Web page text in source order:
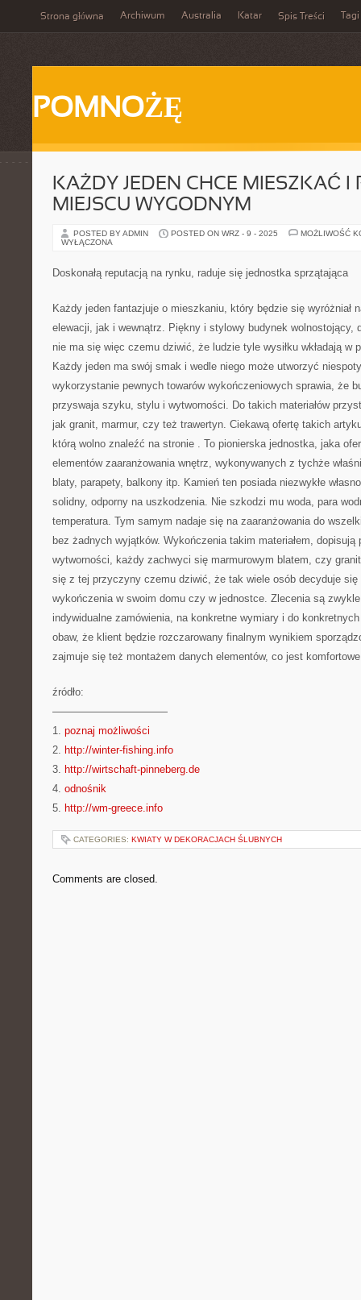
Strona główna Archiwum Australia Katar Spis Treści Tagi
POMNOŻĘ
KAŻDY JEDEN CHCE MIESZKAĆ I
MIEJSCU WYGODNYM
POSTED BY ADMIN POSTED ON WRZ - 9 - 2025
MOŻLIWOŚĆ
WYŁĄCZONA
Doskonałą reputacją na rynku, raduje się jednostka sprzątająca
Każdy jeden fantazjuje o mieszkaniu, który będzie się wyróżniał
elewacji, jak i wewnątrz. Piękny i stylowy budynek wolnostojący,
nie ma się więc czemu dziwić, że ludzie tyle wysiłku wkładają w
Każdy jeden ma swój smak i wedle niego może utworzyć
wykorzystanie pewnych towarów wykończeniowych sprawia, że
przyswaja szyku, stylu i wytworności. Do takich materiałów
jak granit, marmur, czy też trawertyn. Ciekawą ofertę takich
którą wolno znaleźć na stronie . To pionierska jednostka, jaka
elementów zaaranżowania wnętrz, wykonywanych z tychże
blaty, parapety, balkony itp. Kamień ten posiada niezwykłe
solidny, odporny na uszkodzenia. Nie szkodzi mu woda, para
temperatura. Tym samym nadaje się na zaaranżowania do
bez żadnych wyjątków. Wykończenia takim materiałem, dopisują
wytworności, każdy zachwyci się marmurowym blatem, czy
się z tej przyczyny czemu dziwić, że tak wiele osób decyduje się
wykończenia w swoim domu czy w jednostce. Zlecenia są
indywidualne zamówienia, na konkretne wymiary i do
obaw, że klient będzie rozczarowany finalnym wynikiem
zajmuje się też montażem danych elementów, co jest
źródło:
———————————
1. poznaj możliwości
2. http://winter-fishing.info
3. http://wirtschaft-pinneberg.de
4. odnośnik
5. http://wm-greece.info
CATEGORIES: KWIATY W DEKORACJACH ŚLUBNYCH
Comments are closed.